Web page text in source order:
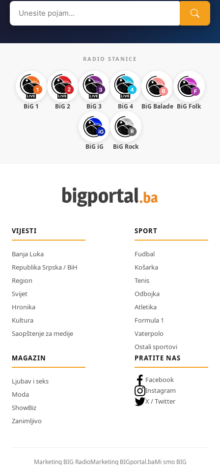
Search
for:
RADIO STANICE
BiG 1 BiG 2 BiG 3 BiG 4 BiG Balade BiG Folk
BiG iG BiG Rock
VIJESTI
Banja Luka
Republika Srpska / BiH
Region
Svijet
Hronika
Kultura
Saopštenje za medije
SPORT
Fudbal
Košarka
Tenis
Odbojka
Atletika
Formula 1
Vaterpolo
Ostali sportovi
MAGAZIN
Ljubav i seks
Moda
ShowBiz
Zanimljivo
PRATITE NAS
Facebook
Instagram
X / Twitter
Marketing BIG RadioMarketing BIGportal.baMi smo BIG